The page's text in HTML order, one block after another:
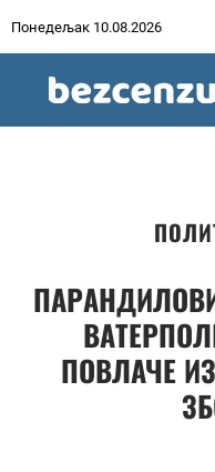
Понедељак 10.08.2026
ПОВЛАЧЕ